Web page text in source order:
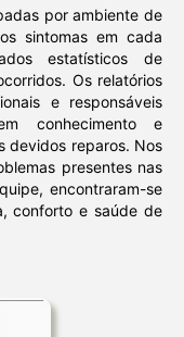
por ambiente de
sintomas em cada
estatísticos de
Os relatórios
e responsáveis
conhecimento e
devidos reparos. Nos
presentes nas
encontraram-se
conforto e saúde de